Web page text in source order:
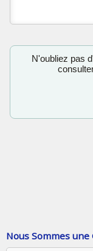
N'oubliez pas
Nous Sommes une